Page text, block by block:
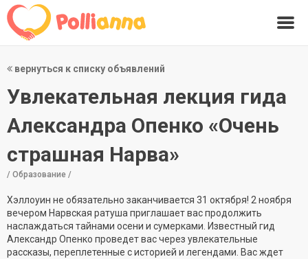
вернуться к списку объявлений
Увлекательная лекция гида
Александра Опенко «Очень
страшная Нарва»
/ Образование /
Хэллоуин не обязательно заканчивается 31 октября! 2 ноября
вечером Нарвская ратуша приглашает вас продолжить
наслаждаться тайнами осени и сумерками. Известный гид
Александр Опенко проведет вас через увлекательные
рассказы, переплетенные с историей и легендами. Вас ждет